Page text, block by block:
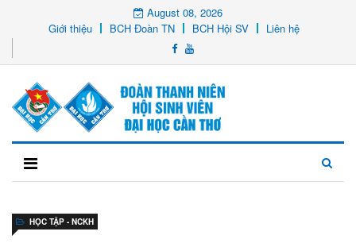
August 08, 2026
Giới thiệu
BCH Đoàn TN BCH Hội SV Liên hệ
HỌC TẬP - NCKH